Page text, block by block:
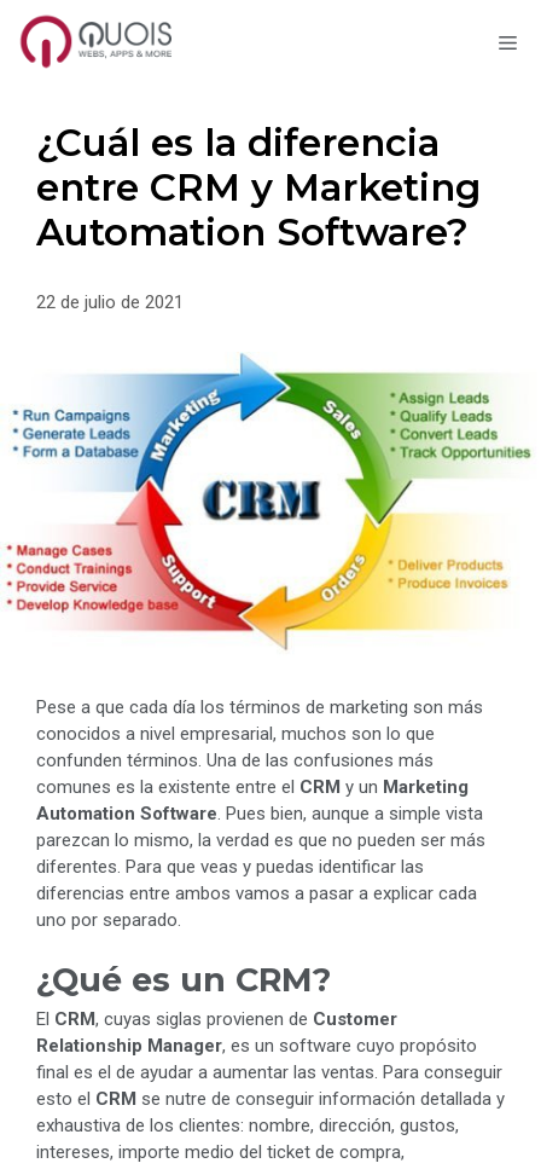
Saltar
contenido¿Cuál es la diferencia
entre CRM y Marketing
Automation Software?
22 de julio de 2021
Pese a que cada día los términos de marketing son más
conocidos a nivel empresarial, muchos son lo que
confunden términos. Una de las confusiones más
comunes es la existente entre el CRM y un Marketing
Automation Software. Pues bien, aunque a simple vista
parezcan lo mismo, la verdad es que no pueden ser más
diferentes. Para que veas y puedas identificar las
diferencias entre ambos vamos a pasar a explicar cada
uno por separado.
¿Qué es un CRM?
El CRM, cuyas siglas provienen de Customer
Relationship Manager, es un software cuyo propósito
final es el de ayudar a aumentar las ventas. Para conseguir
esto el CRM se nutre de conseguir información detallada y
exhaustiva de los clientes: nombre, dirección, gustos,
intereses, importe medio del ticket de compra,